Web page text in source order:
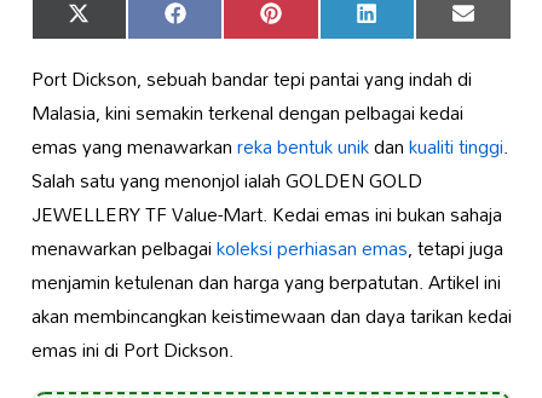
Share
on
X
(Twitter)
Share
on
Facebook Share
on
Pinterest Share
on
LinkedIn Share
on
Email
Port Dickson, sebuah bandar tepi pantai yang indah di
Malasia, kini semakin terkenal dengan pelbagai kedai
emas yang menawarkanreka bentuk unikdankualiti tinggi.
Salah satu yang menonjol ialah GOLDEN GOLD
JEWELLERY TF Value-Mart. Kedai emas ini bukan sahaja
menawarkan pelbagaikoleksi perhiasan emas, tetapi juga
menjamin ketulenan dan harga yang berpatutan. Artikel ini
akan membincangkan keistimewaan dan daya tarikan kedai
emas ini di Port Dickson.